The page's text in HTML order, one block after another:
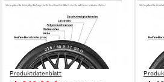
MICHELIN
Michelin Sommerreifen
MICHELIN
Kraftstoffeffizienz
Produktdatenblatt
Nasshaftung
Produktdatenblatt